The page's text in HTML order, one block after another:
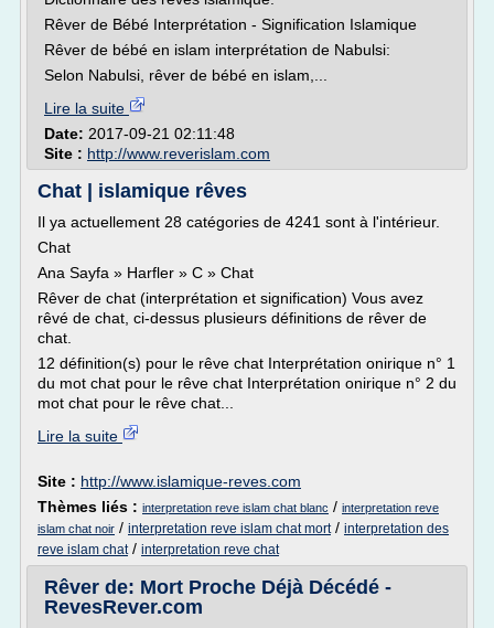
Rêver de Bébé Interprétation - Signification Islamique
Rêver de bébé en islam interprétation de Nabulsi:
Selon Nabulsi, rêver de bébé en islam,...
Lire la suite
Date: 2017-09-21 02:11:48
Site : http://www.reverislam.com
Chat | islamique rêves
Il ya actuellement 28 catégories de 4241 sont à l'intérieur.
Chat
Ana Sayfa » Harfler » C » Chat
Rêver de chat (interprétation et signification) Vous avez
rêvé de chat, ci-dessus plusieurs définitions de rêver de
chat.
12 définition(s) pour le rêve chat Interprétation onirique n° 1
du mot chat pour le rêve chat Interprétation onirique n° 2 du
mot chat pour le rêve chat...
Lire la suite
Site : http://www.islamique-reves.com
Thèmes liés : interpretation reve islam chat blanc / interpretation reve
islam chat noir / interpretation reve islam chat mort/ interpretation des
reve islam chat/ interpretation reve chat
Rêver de: Mort Proche Déjà Décédé -
RevesRever.com